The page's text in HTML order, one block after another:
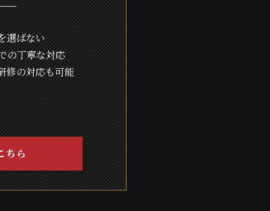
選ばない
の丁寧な対応
修の対応も可能
ちら